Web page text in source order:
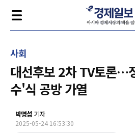
사회
대선후보 2차 TV토론…
수'식 공방 가열
박명섭 기자
2025-05-24 16:53:30